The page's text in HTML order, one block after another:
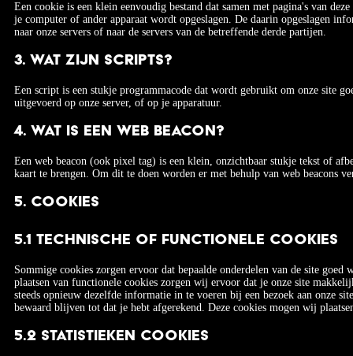
Een cookie is een klein eenvoudig bestand dat samen met pagina's van
je computer of ander apparaat wordt opgeslagen. De daarin opgeslagen
naar onze servers of naar de servers van de betreffende derde partijen.
3. Wat zijn scripts?
Een script is een stukje programmacode dat wordt gebruikt om onze site
uitgevoerd op onze server, of op je apparatuur.
4. Wat is een web beacon?
Een web beacon (ook pixel tag) is een klein, onzichtbaar stukje tekst of
kaart te brengen. Om dit te doen worden er met behulp van web beacons
5. Cookies
5.1 Technische of functionele cookies
Sommige cookies zorgen ervoor dat bepaalde onderdelen van de site
plaatsen van functionele cookies zorgen wij ervoor dat je onze site
steeds opnieuw dezelfde informatie in te voeren bij een bezoek aan onze
bewaard blijven tot dat je hebt afgerekend. Deze cookies mogen wij
5.2 Statistieken cookies